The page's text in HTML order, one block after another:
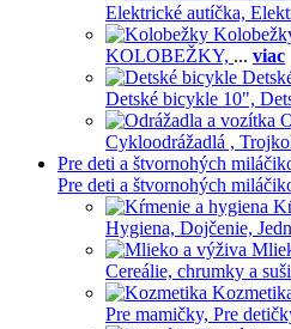
Elektrické autíčka,
KOLOBEŽKY, ... viac
Detské bicykle 10",
Cykloodrážadlá ,
Pre deti a štvornohých
Pre deti a štvornohých
Hygiena, Dojčenie,
Cereálie, chrumky a
Pre mamičky, Pre